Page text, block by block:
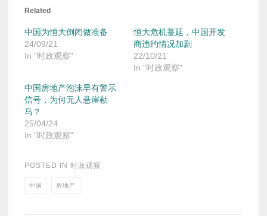
Related
中国为恒大倒闭做准备
24/09/21
In "时政观察"
恒大危机蔓延，中国开发
商违约情况加剧
22/10/21
In "时政观察"
中国房地产泡沫早有警示
信号，为何无人悬崖勒
马？
25/04/24
In "时政观察"
POSTED IN 时政观察
中国 房地产